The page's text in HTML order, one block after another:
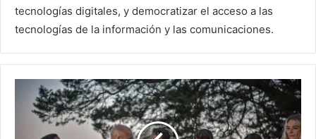
tecnologías digitales, y democratizar el acceso a las
tecnologías de la información y las comunicaciones.